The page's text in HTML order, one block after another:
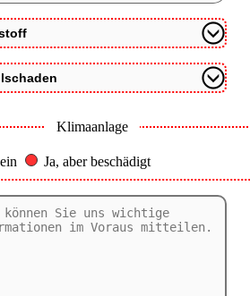
Klimaanlage
Ja, aber beschädigt